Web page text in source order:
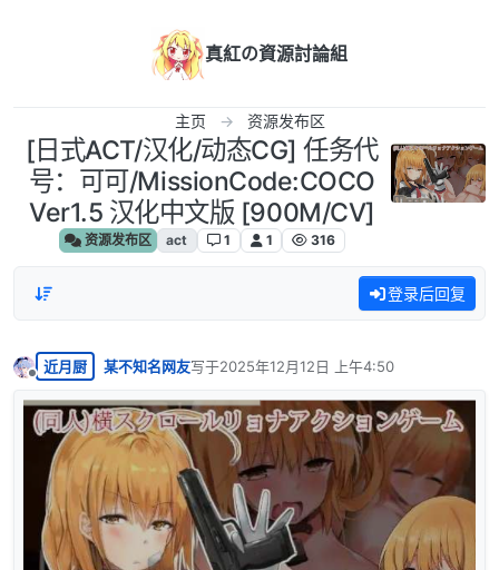
真紅の資源討論組
主页 资源发布区
[日式ACT/汉化/动态CG] 任务代
号：可可/MissionCode:COCO
Ver1.5 汉化中文版 [900M/CV]
资源发布区 act 1 1 316
登录后回复
离线
近月厨 某不知名网友写于2025年12月12日 上午4:50
最后由 编辑